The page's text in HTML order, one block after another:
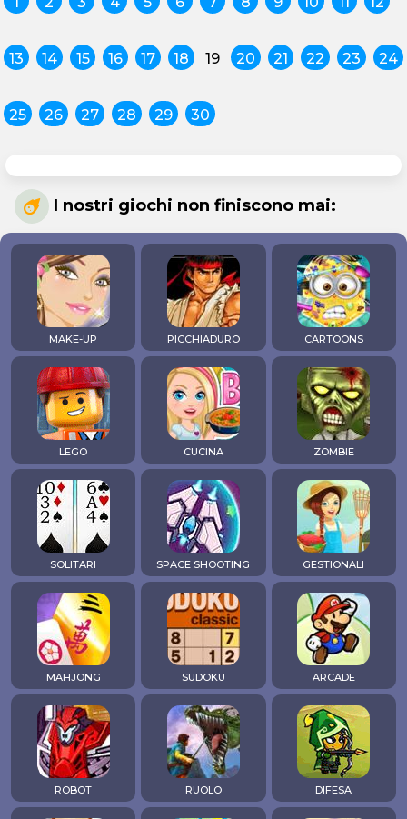
13 14 15 16 17 18 19 20 21 22 23 24
25 26 27 28 29 30
I nostri giochi non finiscono mai:
MAKE-UP PICCHIADURO CARTOONS
LEGO CUCINA ZOMBIE
SOLITARI SPACE SHOOTING GESTIONALI
MAHJONG SUDOKU ARCADE
ROBOT RUOLO DIFESA